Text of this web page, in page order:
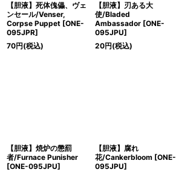
【胆液】死体傀儡、ヴェ
ンセール/Venser,
Corpse Puppet [ONE-
095JPR]
70円(税込)
【胆液】刃ある大
使/Bladed
Ambassador [ONE-
095JPU]
20円(税込)
【胆液】焼炉の懲罰
者/Furnace Punisher
[ONE-095JPU]
【胆液】腐れ
花/Cankerbloom [ONE-
095JPU]